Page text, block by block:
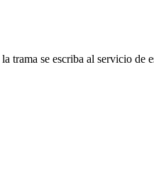
trama se escriba al servicio de